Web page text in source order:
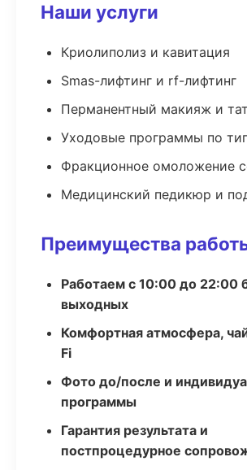
Наши услуги
Криолиполиз и кавитация
Smas-лифтинг и rf-лифтинг
Перманентный макияж и
Уходовые программы по
Фракционное омоложение
Медицинский педикюр и
Преимущества
Работаем с 10:00 до 22:00
выходных
Комфортная атмосфера,
Fi
Фото до/после и
программы
Гарантия результата и
постпроцедурное